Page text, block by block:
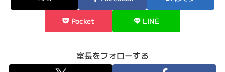
Pocket LINE
室長をフォローする